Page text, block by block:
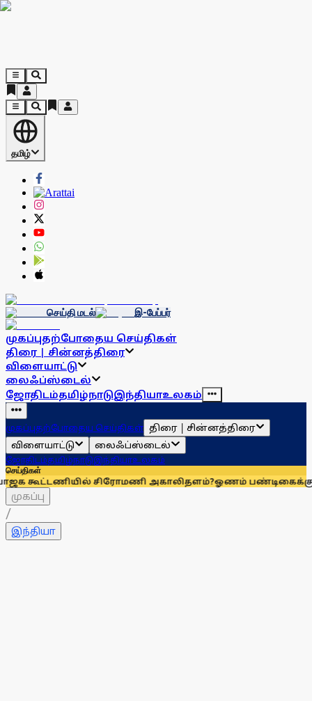
தமிழ்
செய்தி மடல் இ-பேப்பர்
முகப்புதற்போதைய செய்திகள்
திரை | சின்னத்திரை
விளையாட்டு
லைஃப்ஸ்டைல்
ஜோதிடம்தமிழ்நாடுஇந்தியாஉலகம்
முகப்புதற்போதைய செய்திகள் திரை | சின்னத்திரை
விளையாட்டு
லைஃப்ஸ்டைல்
ஜோதிடம்தமிழ்நாடுஇந்தியாஉலகம்
செய்திகள்
சிரோமணி அகாலிதளம்?ஓணம் பண்டிகைக்கு 112
முகப்பு
/
இந்தியா